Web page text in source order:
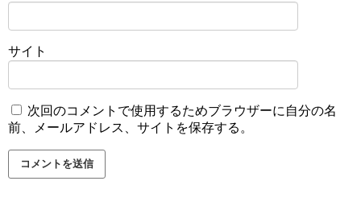
サイト
次回のコメントで使用するためブラウザーに自分の名
前、メールアドレス、サイトを保存する。